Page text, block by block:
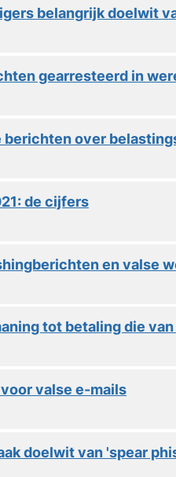
belangrijk doelwit
gearresteerd in
berichten over
de cijfers
en valse
tot betaling die
valse e-mails
doelwit van 'spear